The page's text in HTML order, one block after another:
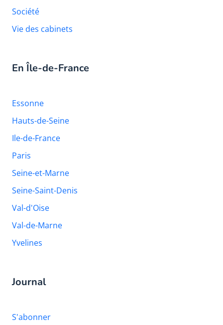
Société
Vie des cabinets
En Île-de-France
Essonne
Hauts-de-Seine
Ile-de-France
Paris
Seine-et-Marne
Seine-Saint-Denis
Val-d'Oise
Val-de-Marne
Yvelines
Journal
S'abonner